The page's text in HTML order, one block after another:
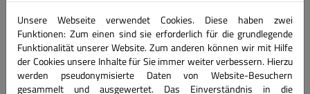
Consultingim Vorfeld Ihrer Entscheidungsfindung, aber
auch bei der Umsetzung durch qualifizierte technische
Consultants oder Anwendungsentwickler.
Unsere Webseite verwendet Cookies. Diese haben zwei
Funktionen: Zum einen sind sie erforderlich für die grundlegende
Funktionalität unserer Website. Zum anderen können wir mit Hilfe
der Cookies unsere Inhalte für Sie immer weiter verbessern. Hierzu
werden pseudonymisierte Daten von Website-Besuchern
gesammelt und ausgewertet. Das Einverständnis in die